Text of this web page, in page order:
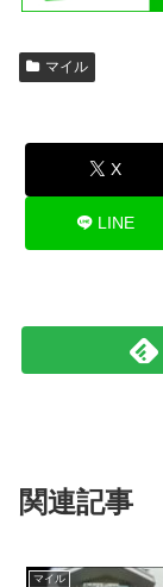
マイル
X
LINE
関連記事
マイル